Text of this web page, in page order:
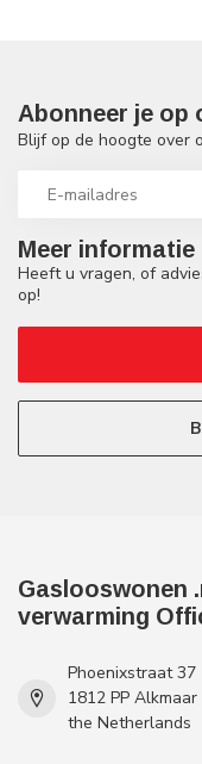
Meer informatie
Heeft u vragen, of
op!
Abonneer je op
Blijf op de hoogte over
Gaslooswonen
verwarming
Phoenixstraat 37
1812 PP Alkmaar
the Netherlands